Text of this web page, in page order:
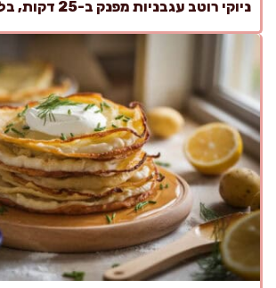
ניוקי רוטב עגבניות מפנק ב-25 דקות, בלי שמנת בכלל